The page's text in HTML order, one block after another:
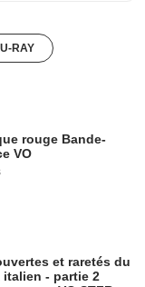
RAY
rouge Bande-
VO
et raretés du
italien - partie 2